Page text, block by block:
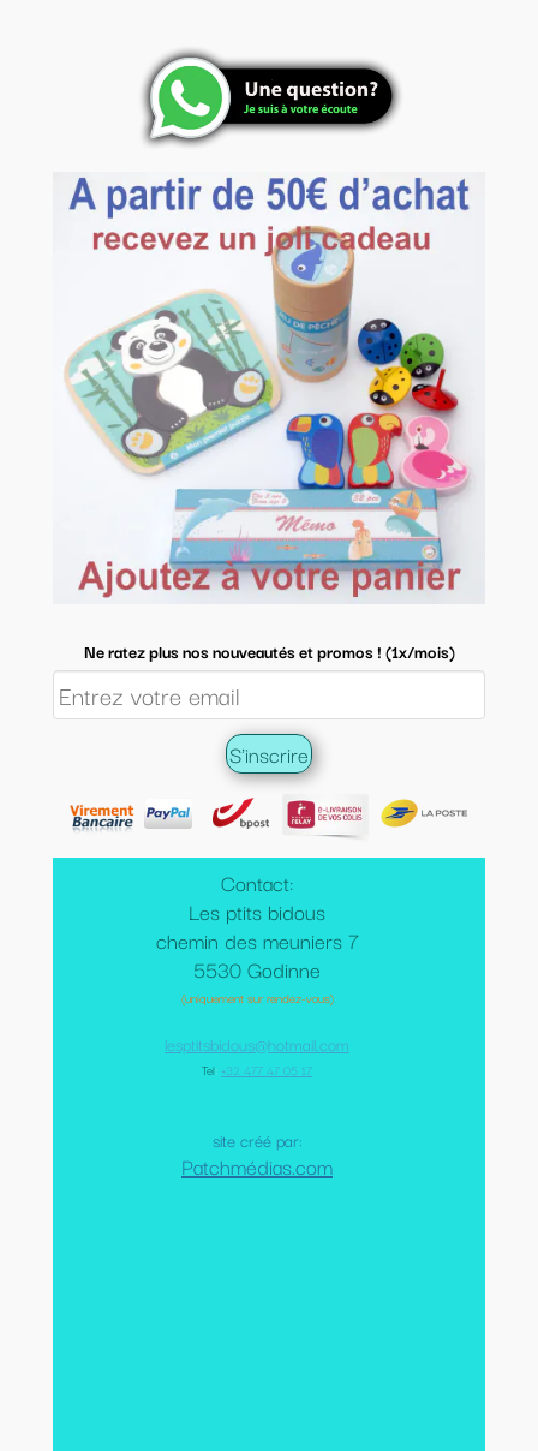
Contact:
Les ptits bidous
chemin des meuniers 7
5530 Godinne
(uniquement sur rendez-vous)
lesptitsbidous@hotmail.com
Tel: +32 477 47 05 17
site créé par:
Patchmédias.com
Ne ratez plus nos nouveautés et promos ! (1x/mois)